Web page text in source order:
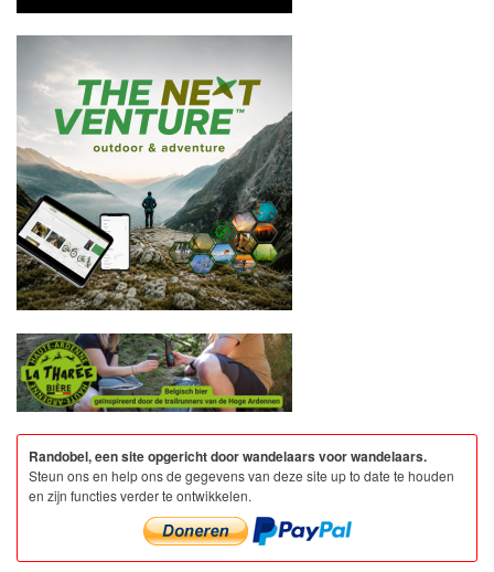
Randobel, een site opgericht door wandelaars voor wandelaars.
Steun ons en help ons de gegevens van deze site up to date te houden
en zijn functies verder te ontwikkelen.